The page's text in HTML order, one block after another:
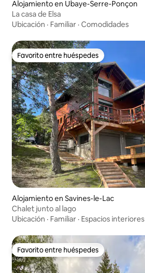
Alojamiento en Ubaye-Serre-Ponçon
La casa de Elsa
Ubicación · Familiar · Comodidades
Favorito entre huéspedes
Favorito entre huéspedes
Alojamiento en Savines-le-Lac
Chalet junto al lago
Ubicación · Familiar · Espacios interiores
Favorito entre huéspedes
Favorito entre huéspedes